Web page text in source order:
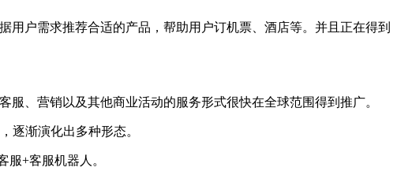
户需求推荐合适的产品，帮助用户订机票、酒店等。并且正在得到
、营销以及其他商业活动的服务形式很快在全球范围得到推广。
渐演化出多种形态。
+客服机器人。